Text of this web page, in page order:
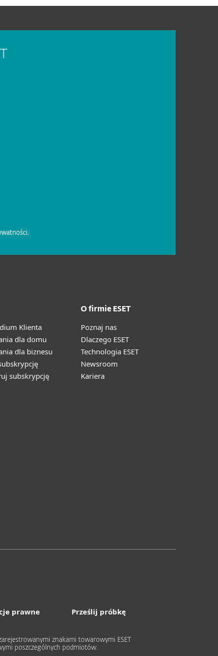
Klienta
dla domu
dla biznesu
subskrypcję
O firmie ESET
Poznaj nas
Dlaczego ESET
Technologia ESET
Newsroom
Kariera
prawne Prześlij próbkę
znakami towarowymi ESET
poszczególnych podmiotów.